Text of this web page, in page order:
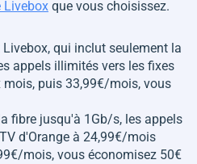
Livebox que vous choisissez.
qui inclut seulement la
appels illimités vers les fixes
puis 33,99€/mois, vous
fibre jusqu'à 1Gb/s, les appels
d'Orange à 24,99€/mois
mois, vous économisez 50€